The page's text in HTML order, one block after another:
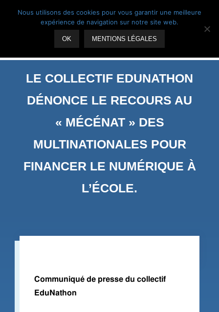
Suivez-nous
LE COLLECTIF EDUNATHON
DÉNONCE LE RECOURS AU
« MÉCÉNAT » DES
MULTINATIONALES POUR
FINANCER LE NUMÉRIQUE À
L’ÉCOLE.
Communiqué de presse du collectif
EduNathon
Nous utilisons des cookies pour vous garantir une meilleure
expérience de navigation sur notre site web.
OK MENTIONS LÉGALES